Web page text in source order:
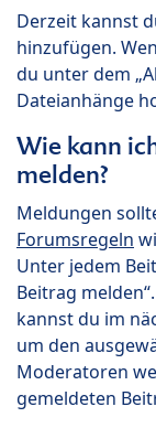
Derzeit kannst
hinzufügen.
du unter dem
Dateianhänge
Wie kann
melden?
Meldungen
Forumsregeln
Unter jedem
Beitrag
kannst du im
um den
Moderatoren
gemeldeten